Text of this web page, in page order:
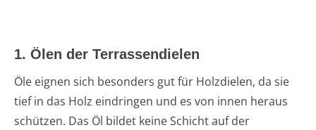
1. Ölen der Terrassendielen
Öle eignen sich besonders gut für Holzdielen, da sie
tief in das Holz eindringen und es von innen heraus
schützen. Das Öl bildet keine Schicht auf der